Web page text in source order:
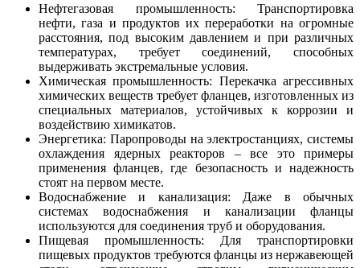
Нефтегазовая промышленность: Транспортировка
нефти, газа и продуктов их переработки на огромные
расстояния, под высоким давлением и при различных
температурах, требует соединений, способных
выдерживать экстремальные условия.
Химическая промышленность: Перекачка агрессивных
химических веществ требует фланцев, изготовленных из
специальных материалов, устойчивых к коррозии и
воздействию химикатов.
Энергетика: Паропроводы на электростанциях, системы
охлаждения ядерных реакторов – все это примеры
применения фланцев, где безопасность и надежность
стоят на первом месте.
Водоснабжение и канализация: Даже в обычных
системах водоснабжения и канализации фланцы
используются для соединения труб и оборудования.
Пищевая промышленность: Для транспортировки
пищевых продуктов требуются фланцы из нержавеющей